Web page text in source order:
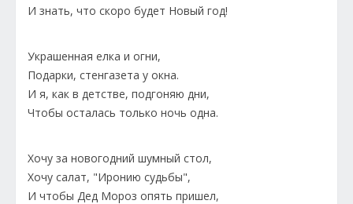
И знать, что скоро будет Новый год!
Украшенная елка и огни,
Подарки, стенгазета у окна.
И я, как в детстве, подгоняю дни,
Чтобы осталась только ночь одна.
Хочу за новогодний шумный стол,
Хочу салат, "Иронию судьбы",
И чтобы Дед Мороз опять пришел,